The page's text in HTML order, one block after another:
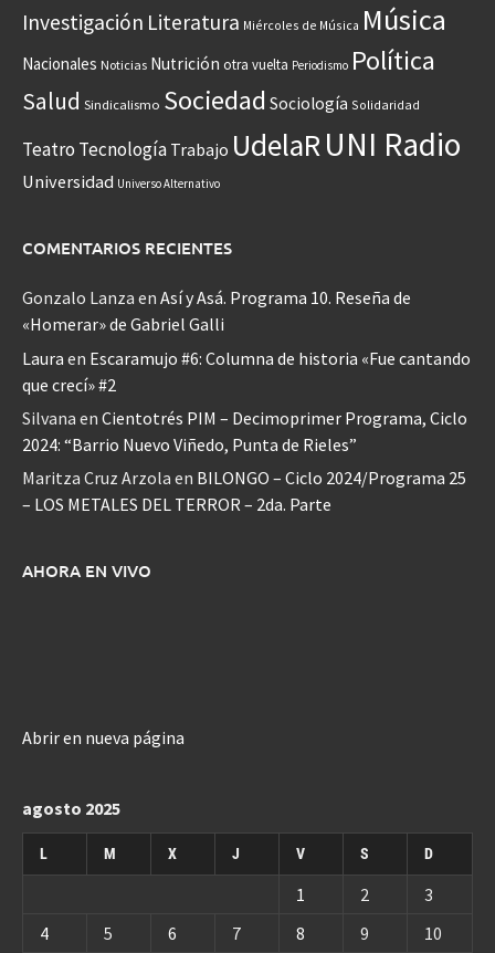
Investigación Literatura Miércoles de Música Música
Nacionales Noticias Nutrición otra vuelta Periodismo Política
Salud Sindicalismo Sociedad Sociología Solidaridad
Teatro Tecnología Trabajo UdelaRUNI Radio
Universidad Universo Alternativo
COMENTARIOS RECIENTES
Gonzalo Lanza en Así y Asá. Programa 10. Reseña de
«Homerar» de Gabriel Galli
Laura en Escaramujo #6: Columna de historia «Fue cantando
que crecí» #2
Silvana en Cientotrés PIM – Decimoprimer Programa, Ciclo
2024: “Barrio Nuevo Viñedo, Punta de Rieles”
Maritza Cruz Arzola en BILONGO – Ciclo 2024/Programa 25
– LOS METALES DEL TERROR – 2da. Parte
AHORA EN VIVO
Abrir en nueva página
agosto 2025
L M X J V S D
1 2
3
4
5 6 7 8 9 10